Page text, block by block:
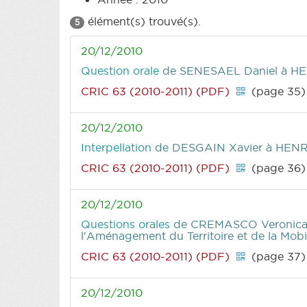
5 élément(s) trouvé(s).
20/12/2010
Question orale de SENESAEL Daniel à
CRIC 63 (2010-2011) (PDF)
(page 35)
20/12/2010
Interpellation de DESGAIN Xavier à
CRIC 63 (2010-2011) (PDF)
(page 36)
20/12/2010
Questions orales de CREMASCO
l'Aménagement du Territoire et de la
CRIC 63 (2010-2011) (PDF)
(page 37)
20/12/2010